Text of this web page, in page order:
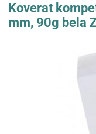
Koverat
mm, 90g bela